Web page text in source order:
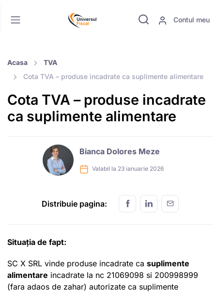
Contul meu
Acasa
TVA
Cota TVA – produse incadrate ca suplimente alimentare
Cota TVA – produse incadrate
ca suplimente alimentare
Bianca Dolores Meze
Valabil la 23 ianuarie 2026
Distribuie pagina:
Situația de fapt:
SC X SRL vinde produse incadrate ca suplimente
alimentare incadrate la nc 21069098 si 200998999
(fara adaos de zahar) autorizate ca suplimente